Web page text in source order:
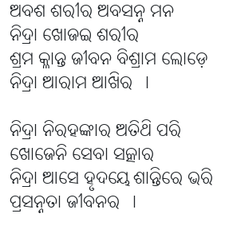
ଅବଶ ଶରୀର ଅବସନ୍ନ ମନ
ନିଦ୍ରା ଖୋଜଇ ଶରୀର
ଶ୍ରମ କ୍ଳାନ୍ତ ଜୀବନ ବିଶ୍ରାମ ଲୋଡ଼େ
ନିଦ୍ରା ଆରାମ ଆଖିର ।
ନିଦ୍ରା ନିରହଙ୍କାର ଅତିଥି ପରି
ଖୋଜେନି ସେବା ସତ୍କାର
ନିଦ୍ରା ଆସେ ହୃଦୟେ ଶାନ୍ତିରେ ଭରି
ପ୍ରସନ୍ନତା ଜୀବନର ।